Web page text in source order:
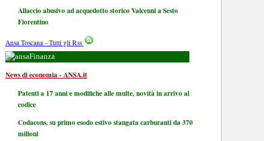
Allaccio abusivo ad acquedotto storico Valcenni a Sesto
Fiorentino
Ansa Toscana - Tutti gli Rss
Finanza
News di economia - ANSA.it
Patenti a 17 anni e modifiche alle multe, novità in arrivo al
codice
Codacons, su primo esodo estivo stangata carburanti da 370
milioni